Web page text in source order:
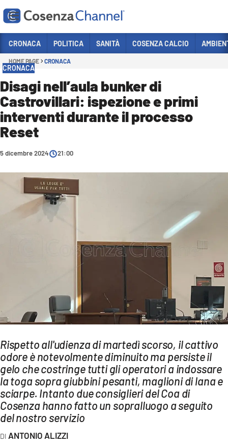
Sezioni
CRONACA
POLITICA
COSENZA CALCIO
ECONOMIA E LAVORO
ITALIA MONDO
SANITÀ
SPORT
CULTURA
LAC ONAIR
Network
LACPLAY.IT
LACTV.IT
LACONAIR.IT
LACITYMAG.IT
ILREGGINO.IT
CRONACA POLITICA SANITÀ COSENZA CALCIO
HOME PAGE CRONACA
CRONACA
Disagi nell’aula bunker di
Castrovillari: ispezione e primi
interventi durante il processo
Reset
5 dicembre 2024 21:00
Rispetto all'udienza di martedì scorso, il cattivo
odore è notevolmente diminuito ma persiste il
gelo che costringe tutti gli operatori a indossare
la toga sopra giubbini pesanti, maglioni di lana e
sciarpe. Intanto due consiglieri del Coa di
Cosenza hanno fatto un sopralluogo a seguito
del nostro servizio
ANTONIO ALIZZI